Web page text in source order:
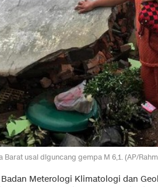
Barat usai diguncang gempa M 6,1. (AP/
Badan Meterologi Klimatologi dan